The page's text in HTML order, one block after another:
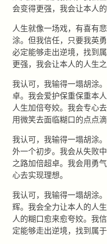
会变得更强，我会让本人
人生就像一场戏，有喜有
涂。但我信任，只要我英
必定能够走出逆境，找到
更强，我会让本人的人生之
我认可，我输得一塌胡涂
卓。我会爱护保重保重本
人生加倍夸姣。我会专心
用微笑去面临糊口的点点滴
我认可，我输得一塌胡涂
外一个初步。我会从失败
之路加倍超卓。我会用勇
心去实现理想。
我认可，我输得一塌胡涂
辉。我会全力让本人的人
人的糊口愈来愈夸姣。我
定能够走出逆境，找到属于